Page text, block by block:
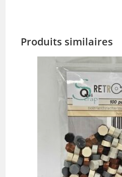
Produits similaires